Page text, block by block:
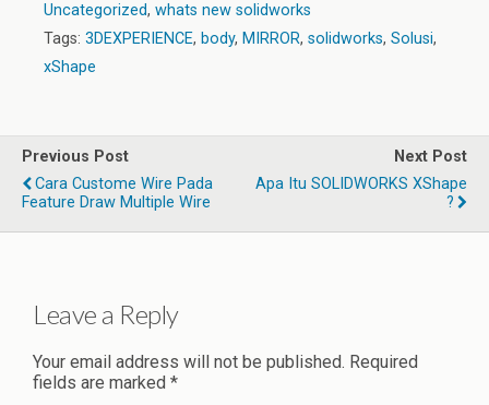
Uncategorized, whats new solidworks
Tags: 3DEXPERIENCE, body, MIRROR, solidworks, Solusi,
xShape
Previous Post
Cara Custome Wire Pada
Feature Draw Multiple Wire
Next Post
Apa Itu SOLIDWORKS XShape
?
Leave a Reply
Your email address will not be published. Required
fields are marked *